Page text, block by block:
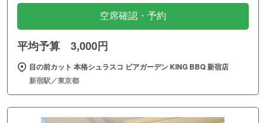
空席確認・予約
平均予算 3,000円
目の前カット 本格シュラスコ ビアガーデン KING BBQ 新宿店
新宿駅／東京都